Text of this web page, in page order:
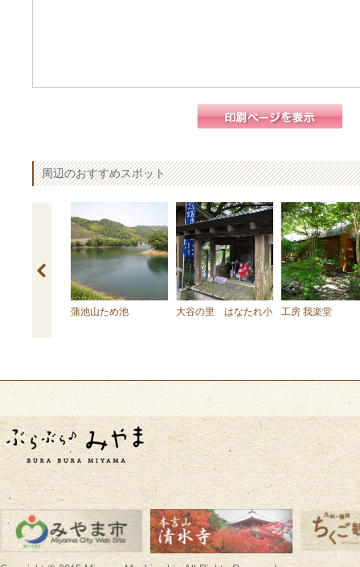
周辺のおすすめスポット
蒲池山ため池
大谷の里 はなたれ小
工房 我楽堂